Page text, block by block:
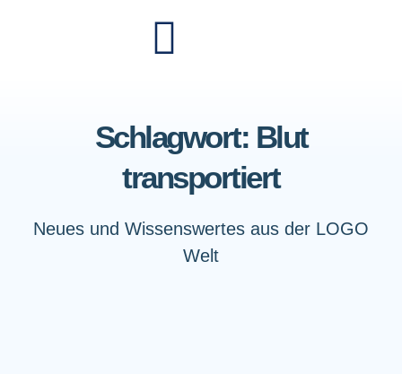
Schlagwort: Blut
transportiert
Neues und Wissenswertes aus der LOGO
Welt